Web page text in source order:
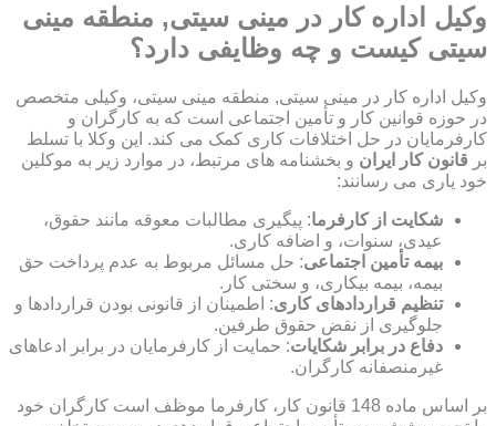
وکیل اداره کار در مینی سیتی, منطقه مینی
سیتی کیست و چه وظایفی دارد؟
وکیل اداره کار در مینی سیتی, منطقه مینی سیتی، وکیلی متخصص
در حوزه قوانین کار و تأمین اجتماعی است که به کارگران و
کارفرمایان در حل اختلافات کاری کمک می کند. این وکلا با تسلط
بر قانون کار ایران و بخشنامه های مرتبط، در موارد زیر به موکلین
خود یاری می رسانند:
شکایت از کارفرما: پیگیری مطالبات معوقه مانند حقوق،
عیدی، سنوات، و اضافه کاری.
بیمه تأمین اجتماعی: حل مسائل مربوط به عدم پرداخت حق
بیمه، بیمه بیکاری، و سختی کار.
تنظیم قراردادهای کاری: اطمینان از قانونی بودن قراردادها و
جلوگیری از نقض حقوق طرفین.
دفاع در برابر شکایات: حمایت از کارفرمایان در برابر ادعاهای
غیرمنصفانه کارگران.
بر اساس ماده 148 قانون کار، کارفرما موظف است کارگران خود